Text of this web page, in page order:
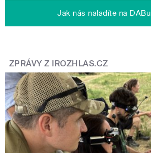
Jak nás naladíte na DABu
ZPRÁVY Z IROZHLAS.CZ